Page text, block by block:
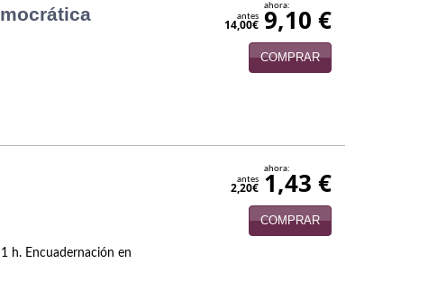
antes
14,00€
ahora:
9,10 €
COMPRAR
h. Encuadernación en
antes
2,20€
ahora:
1,43 €
COMPRAR